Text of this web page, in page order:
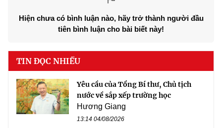
Hiện chưa có bình luận nào, hãy trở thành người đầu
tiên bình luận cho bài biết này!
TIN ĐỌC NHIỀU
Yêu cầu của Tổng Bí thư, Chủ tịch
nước về sắp xếp trường học
Hương Giang
13:14 04/08/2026